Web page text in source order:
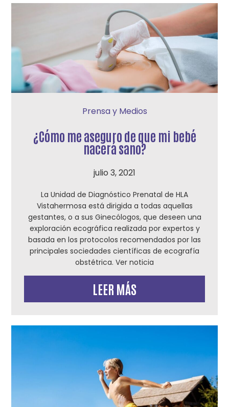
Prensa y Medios
¿Cómo me aseguro de que mi bebé
nacerá sano?
julio 3, 2021
La Unidad de Diagnóstico Prenatal de HLA
Vistahermosa está dirigida a todas aquellas
gestantes, o a sus Ginecólogos, que deseen una
exploración ecográfica realizada por expertos y
basada en los protocolos recomendados por las
principales sociedades científicas de ecografía
obstétrica. Ver noticia
LEER MÁS